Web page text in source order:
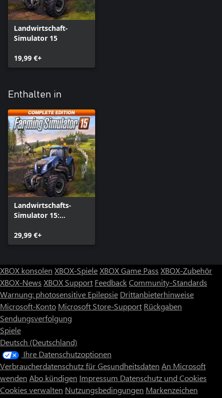
Landwirtschaft-
Simulator 15
19,99 €+
Enthalten in
Landwirtschafts-
Simulator 15:
29,99 €+
XBOX konsolen XBOX-SpieleXBOX Game Pass XBOX-Zubehör
XBOX-News XBOX Support FeedbackCommunity-Standards
Warnung: photosensitive Epilepsie Drittanbieterhinweise
Microsoft-Konto Microsoft Store-Support Rückgaben
Sendungsverfolgung
Spiele
Deutsch (Deutschland)
Ihre Datenschutzoptionen
Verbraucherdatenschutz für Gesundheitsdaten An Microsoft
wenden Abo kündigen Impressum Datenschutz und Cookies
Cookies verwalten Nutzungsbedingungen Markenzeichen